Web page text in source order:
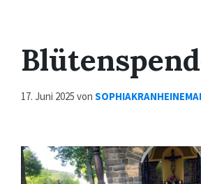
17. Juni 2025 von